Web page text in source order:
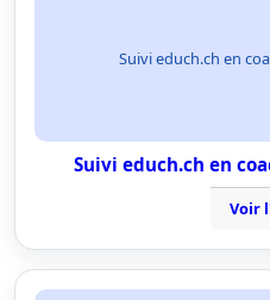
Suivi educh.ch en
Suivi educh.ch en
Voir